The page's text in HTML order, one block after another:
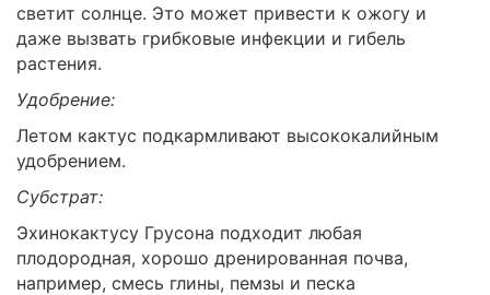
светит солнце. Это может привести к ожогу и
даже вызвать грибковые инфекции и гибель
растения.
Удобрение:
Летом кактус подкармливают высококалийным
удобрением.
Субстрат:
Эхинокактусу Грусона подходит любая
плодородная, хорошо дренированная почва,
например, смесь глины, пемзы и песка